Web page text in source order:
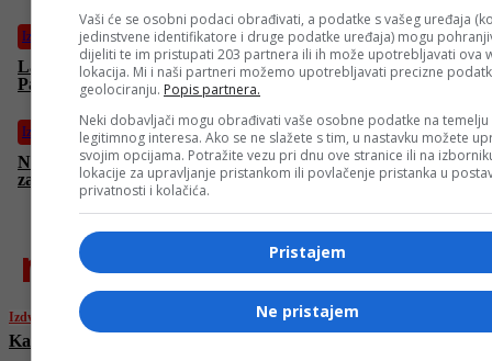
Izdvojeno
Lažni špijunski program, 303 zlatne poluge i 40 miliona dolara:
Pao bivši agent CIA-e
Izdvojeno
Nakon 17 dana prekinuta potraga za dvojicom muškaraca
zarobljenih u pećini u Laosu (VIDEO)
najnovije
Izdvojeno
Kanađani bez trijumfa pred start Mundijala
Vaši će se osobni podaci obrađivati, a podatke s vašeg uređaja
jedinstvene identifikatore i druge podatke uređaja) mogu
dijeliti te im pristupati 203 partnera ili ih može upotrebljavati ova
lokacija. Mi i naši partneri možemo upotrebljavati precizne
geolociranju. Popis partnera.
Neki dobavljači mogu obrađivati vaše osobne podatke na temelju
legitimnog interesa. Ako se ne slažete s tim, u nastavku možete
svojim opcijama. Potražite vezu pri dnu ove stranice ili na
lokacije za upravljanje pristankom ili povlačenje pristanka u
privatnosti i kolačića.
Pristajem
Ne pristajem